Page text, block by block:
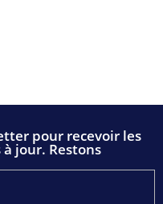
pour recevoir les
jour. Restons